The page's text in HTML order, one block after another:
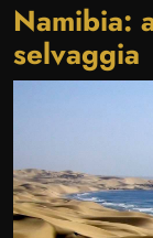
Namibia:
selvaggia